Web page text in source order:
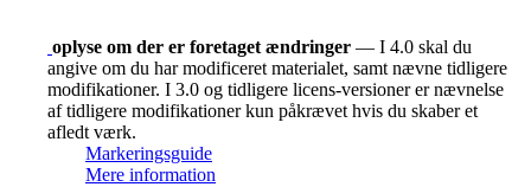
oplyse om der er foretaget ændringer — I 4.0 skal du
angive om du har modificeret materialet, samt nævne tidligere
modifikationer. I 3.0 og tidligere licens-versioner er nævnelse
af tidligere modifikationer kun påkrævet hvis du skaber et
afledt værk.
Markeringsguide
Mere information